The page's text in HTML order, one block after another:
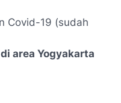
Covid-19 (sudah
area Yogyakarta